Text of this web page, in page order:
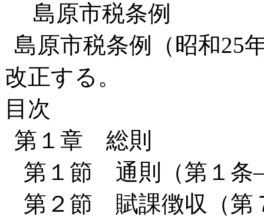
島原市税条例
島原市税条例（昭和25
改正する。
目次
第１章 総則
第１節 通則（第１条
第２節 賦課徴収（第